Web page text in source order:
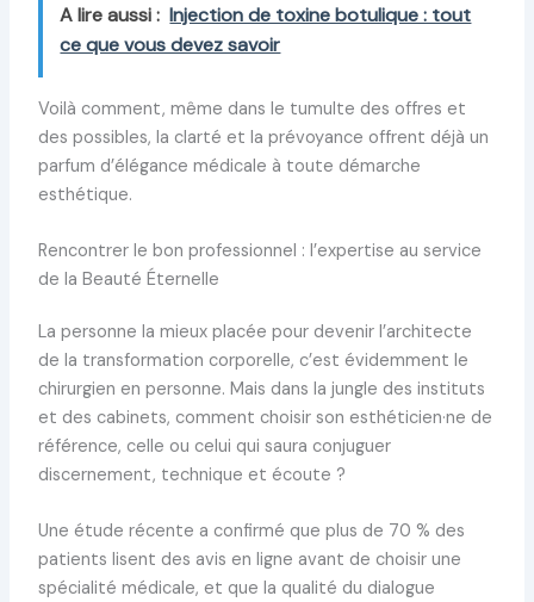
A lire aussi : Injection de toxine botulique : tout
ce que vous devez savoir
Voilà comment, même dans le tumulte des offres et
des possibles, la clarté et la prévoyance offrent déjà un
parfum d’élégance médicale à toute démarche
esthétique.
Rencontrer le bon professionnel : l’expertise au service
de la Beauté Éternelle
La personne la mieux placée pour devenir l’architecte
de la transformation corporelle, c’est évidemment le
chirurgien en personne. Mais dans la jungle des instituts
et des cabinets, comment choisir son esthéticien·ne de
référence, celle ou celui qui saura conjuguer
discernement, technique et écoute ?
Une étude récente a confirmé que plus de 70 % des
patients lisent des avis en ligne avant de choisir une
spécialité médicale, et que la qualité du dialogue